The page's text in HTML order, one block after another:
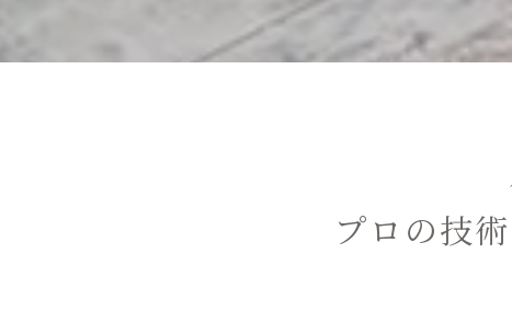
プロの技